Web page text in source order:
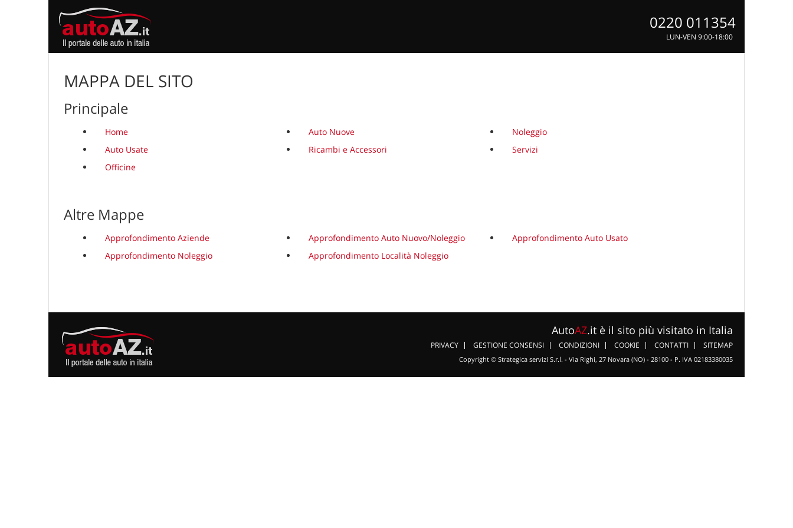
0220 011354
LUN-VEN 9:00-18:00
MAPPA DEL SITO
Principale
Home Auto Nuove
Noleggio
Auto Usate
Ricambi e Accessori
Servizi
Officine
Altre Mappe
Approfondimento Aziende Approfondimento Auto Nuovo/Noleggio
Approfondimento Auto Usato
Approfondimento Noleggio
Approfondimento Località Noleggio
AutoAZ.it è il sito più visitato in Italia
PRIVACY GESTIONE CONSENSI CONDIZIONI COOKIE CONTATTI SITEMAP
Copyright © Strategica servizi S.r.l. - Via Righi, 27 Novara (NO) - 28100 - P. IVA 02183380035